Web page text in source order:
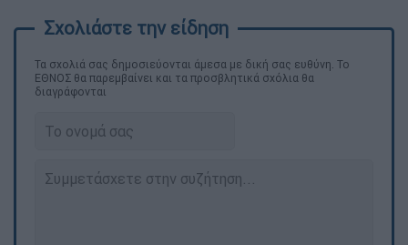
Τα σχολιά σας δημοσιεύονται άμεσα με δική σας ευθύνη. Το
ΕΘΝΟΣ θα παρεμβαίνει και τα προσβλητικά σχόλια θα
διαγράφονται